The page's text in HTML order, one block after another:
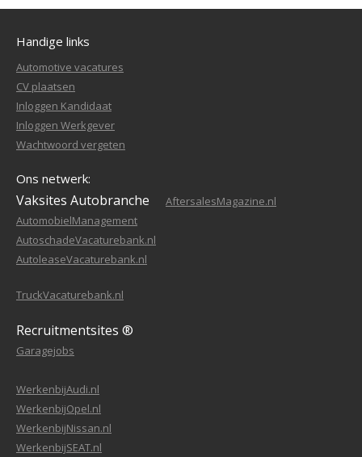
Handige links
Automotive vacatures
CV plaatsen
Inloggen Kandidaat
Inloggen Werkgever
Wachtwoord vergeten
Ons netwerk:
Vaksites Autobranche
AftersalesMagazine.nl
AutomobielManagement
AutoschadeVacaturebank.nl
AutoleaseVacaturebank.nl
TruckVacaturebank.nl
Recruitmentsites ®
Garagejobs
WerkenbijAudi.nl
WerkenbijOpel.nl
WerkenbijNissan.nl
WerkenbijSEAT.nl